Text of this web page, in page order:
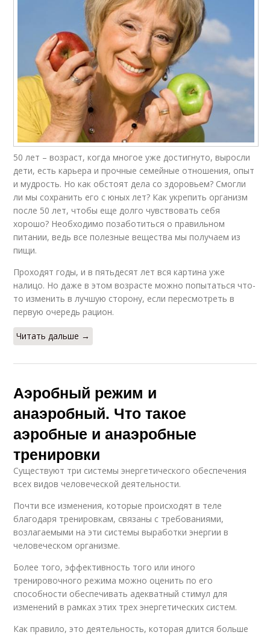
50 лет – возраст, когда многое уже достигнуто, выросли
дети, есть карьера и прочные семейные отношения, опыт
и мудрость. Но как обстоят дела со здоровьем? Смогли
ли мы сохранить его с юных лет? Как укрепить организм
после 50 лет, чтобы еще долго чувствовать себя
хорошо? Необходимо позаботиться о правильном
питании, ведь все полезные вещества мы получаем из
пищи.
Проходят годы, и в пятьдесят лет вся картина уже
налицо. Но даже в этом возрасте можно попытаться что-
то изменить в лучшую сторону, если пересмотреть в
первую очередь рацион.
Читать дальше →
Аэробный режим и
анаэробный. Что такое
аэробные и анаэробные
тренировки
Существуют три системы энергетического обеспечения
всех видов человеческой деятельности.
Почти все изменения, которые происходят в теле
благодаря тренировкам, связаны с требованиями,
возлагаемыми на эти системы выработки энергии в
человеческом организме.
Более того, эффективность того или иного
тренировочного режима можно оценить по его
способности обеспечивать адекватный стимул для
изменений в рамках этих трех энергетических систем.
Как правило, это деятельность, которая длится больше